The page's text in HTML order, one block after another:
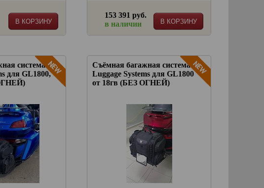
В КОРЗИНУ В КОРЗИНУ
153 391 руб.
в наличии
система
для GL1800,
Съёмная багажная система
Luggage Systems для GL1800
от 18гв (БЕЗ ОГНЕЙ)